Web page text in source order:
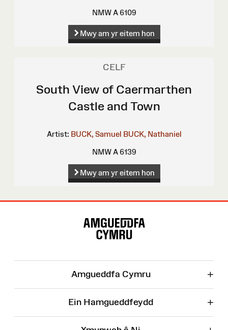
NMW A 6109
Mwy am yr eitem hon
CELF
South View of Caermarthen
Castle and Town
Artist: BUCK, Samuel BUCK, Nathaniel
NMW A 6139
Mwy am yr eitem hon
Amgueddfa Cymru +
Ein Hamgueddfeydd +